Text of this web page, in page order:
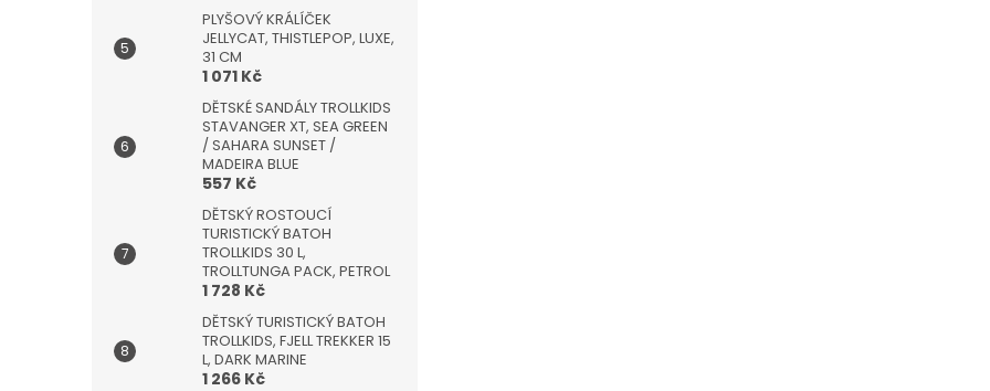
PLYŠOVÝ KRÁLÍČEK
JELLYCAT, THISTLEPOP, LUXE,
31 CM
1 071 Kč
DĚTSKÉ SANDÁLY TROLLKIDS
STAVANGER XT, SEA GREEN
/ SAHARA SUNSET /
MADEIRA BLUE
557 Kč
DĚTSKÝ ROSTOUCÍ
TURISTICKÝ BATOH
TROLLKIDS 30 L,
TROLLTUNGA PACK, PETROL
1 728 Kč
DĚTSKÝ TURISTICKÝ BATOH
TROLLKIDS, FJELL TREKKER 15
L, DARK MARINE
1 266 Kč